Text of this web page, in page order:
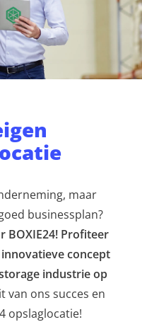
maar
businessplan?
BOXIE24! Profiteer
concept
industrie op
van ons succes en
opslaglocatie!